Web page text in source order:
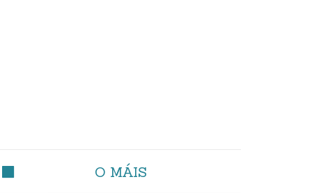
O MÁIS